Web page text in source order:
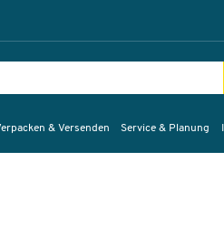
& Versenden Service & Planung
Bilder